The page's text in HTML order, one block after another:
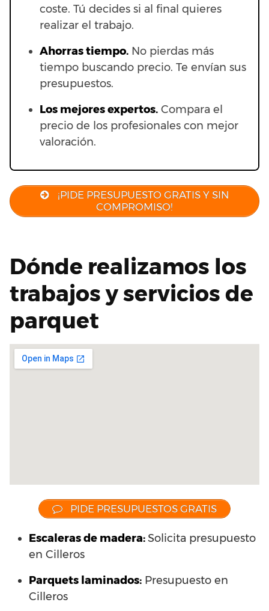
coste. Tú decides si al final quieres
realizar el trabajo.
Ahorras tiempo. No pierdas más
tiempo buscando precio. Te envían sus
presupuestos.
Los mejores expertos. Compara el
precio de los profesionales con mejor
valoración.
¡PIDE PRESUPUESTO GRATIS Y SIN
COMPROMISO!
Dónde realizamos los
trabajos y servicios de
parquet
PIDE PRESUPUESTOS GRATIS
Escaleras de madera:Solicita presupuesto
en Cilleros
Parquets laminados: Presupuesto en
Cilleros